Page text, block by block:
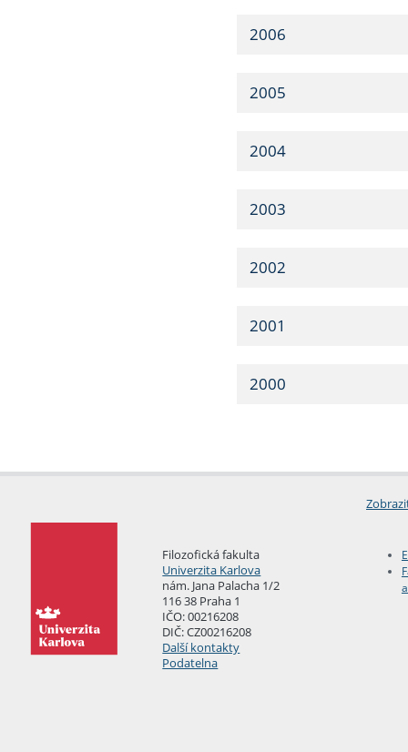
2006
2005
2004
2003
2002
2001
2000
Filozofická fakulta
Univerzita Karlova
nám. Jana Palacha 1/2
116 38 Praha 1
IČO: 00216208
DIČ: CZ00216208
Další kontakty
Podatelna